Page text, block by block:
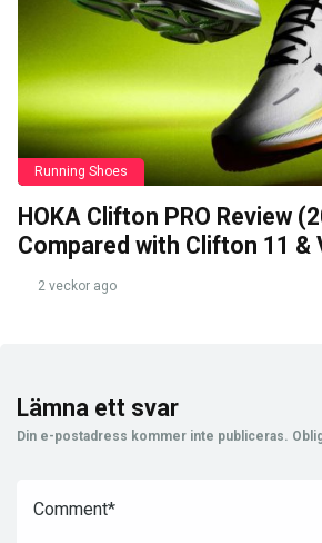
Running Shoes
HOKA Clifton PRO Review
Compared with Clifton 11 &
2 veckor ago
Lämna ett svar
Din e-postadress kommer inte publiceras.